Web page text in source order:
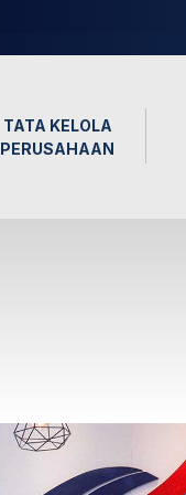
TATA KELOLA
PERUSAHAAN